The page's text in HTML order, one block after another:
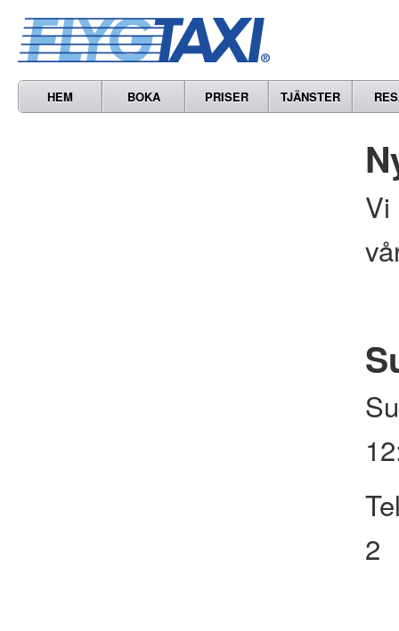
HEM BOKA PRISER TJÄNSTER
Vi
2